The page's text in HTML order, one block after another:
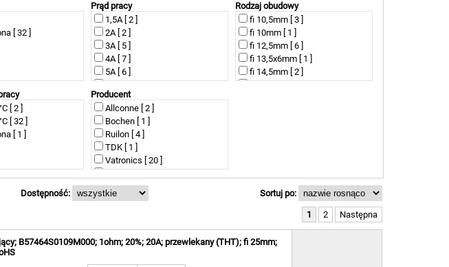
[ 32 ]
Prąd pracy
1,5A [ 2 ]
2A [ 2 ]
3A [ 5 ]
4A [ 7 ]
5A [ 6 ]
7A [ 3 ]
8A [ 3 ]
12A [ 1 ]
20A [ 1 ]
Rodzaj obudowy
fi 10,5mm [ 3 ]
fi 10mm [ 1 ]
fi 12,5mm [ 6 ]
fi 13,5x6mm [ 1 ]
fi 14,5mm [ 2 ]
[ 2 ]
[ 32 ]
[ 1 ]
Producent
Allconne [ 2 ]
Bochen [ 1 ]
Ruilon [ 4 ]
TDK [ 1 ]
Vatronics [ 20 ]
Dostępność: Sortuj po:
1 2 Następna
B57464S0109M000; 1ohm; 20%; 20A; przewlekany (THT); fi 25mm;